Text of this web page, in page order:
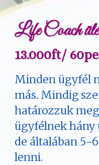
Life Coach
13.000ft/ 6
Minden ügyfél
más. Mindig
határozzuk
ügyfélnek hány
de általában 5-
lenni.